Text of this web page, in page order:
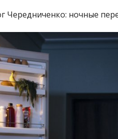
Чередниченко: ночные